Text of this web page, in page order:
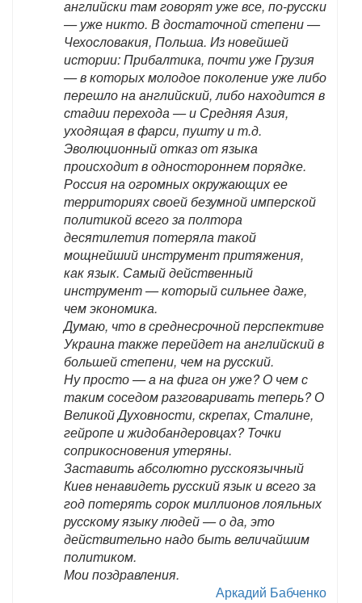
английски там говорят уже все, по-русски
— уже никто. В достаточной степени —
Чехословакия, Польша. Из новейшей
истории: Прибалтика, почти уже Грузия
— в которых молодое поколение уже либо
перешло на английский, либо находится в
стадии перехода — и Средняя Азия,
уходящая в фарси, пушту и т.д.
Эволюционный отказ от языка
происходит в одностороннем порядке.
Россия на огромных окружающих ее
территориях своей безумной имперской
политикой всего за полтора
десятилетия потеряла такой
мощнейший инструмент притяжения,
как язык. Самый действенный
инструмент — который сильнее даже,
чем экономика.
Думаю, что в среднесрочной перспективе
Украина также перейдет на английский в
большей степени, чем на русский.
Ну просто — а на фига он уже? О чем с
таким соседом разговаривать теперь? О
Великой Духовности, скрепах, Сталине,
гейропе и жидобандеровцах? Точки
соприкосновения утеряны.
Заставить абсолютно русскоязычный
Киев ненавидеть русский язык и всего за
год потерять сорок миллионов лояльных
русскому языку людей — о да, это
действительно надо быть величайшим
политиком.
Мои поздравления.
Аркадий Бабченко